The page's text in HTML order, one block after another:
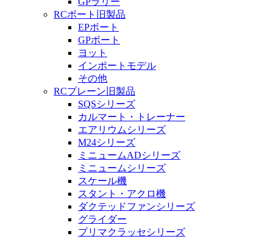
RCボート旧製品
EPボート
GPボート
ヨット
インポートモデル
その他
RCプレーン旧製品
SQSシリーズ
カルマート・トレーナー
エアリウムシリーズ
M24シリーズ
ミニュームADシリーズ
ミニュームシリーズ
スケール機
スタント・アクロ機
ダクテッドファンシリーズ
グライダー
プリマクラッセシリーズ